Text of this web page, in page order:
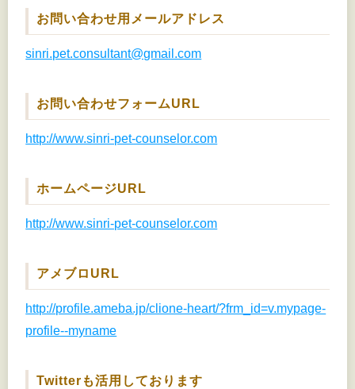
お問い合わせ用メールアドレス
sinri.pet.consultant@gmail.com
お問い合わせフォームURL
http://www.sinri-pet-counselor.com
ホームページURL
http://www.sinri-pet-counselor.com
アメブロURL
http://profile.ameba.jp/clione-heart/?frm_id=v.mypage-
profile--myname
Twitterも活用しております